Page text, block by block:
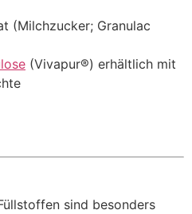
(Milchzucker; Granulac
(Vivapur®) erhältlich mit
sind besonders